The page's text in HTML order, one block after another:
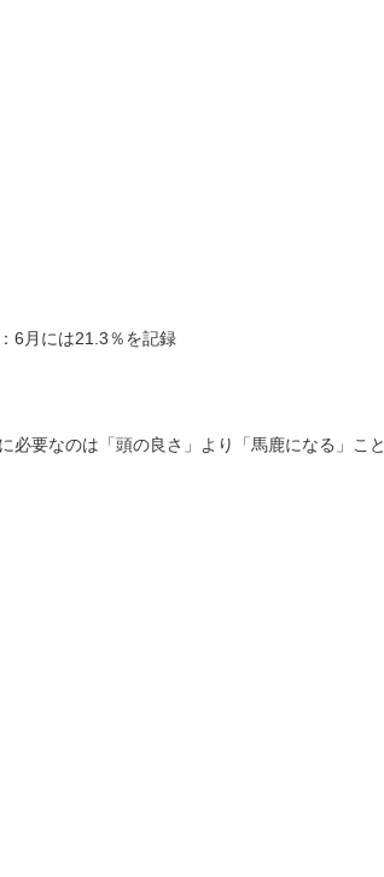
6月には21.3％を記録
必要なのは「頭の良さ」より「馬鹿になる」こと